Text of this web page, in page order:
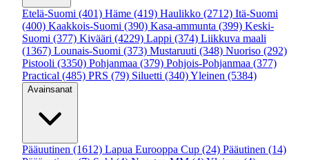
Etelä-Suomi (401) Häme (419) Haulikko (2712) Itä-Suomi
(400) Kaakkois-Suomi (390) Kasa-ammunta (399) Keski-
Suomi (377) Kivääri (4229) Lappi (374) Liikkuva maali
(1367) Lounais-Suomi (373) Mustaruuti (348) Nuoriso (292)
Pistooli (3350) Pohjanmaa (379) Pohjois-Pohjanmaa (377)
Practical (485) PRS (79) Siluetti (340)Yleinen (5384)
Avainsanat
Pääuutinen (1612) Lapua Eurooppa Cup (24) Pääutinen (14)